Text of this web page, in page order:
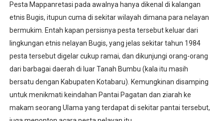
Pesta Mappanretasi pada awalnya hanya dikenal di kalangan
etnis Bugis, itupun cuma di sekitar wilayah dimana para nelayan
bermukim. Entah kapan persisnya pesta tersebut keluar dari
lingkungan etnis nelayan Bugis, yang jelas sekitar tahun 1984
pesta tersebut digelar cukup ramai, dan dikunjungi orang-orang
dari barbagai daerah di luar Tanah Bumbu (kala itu masih
bersatu dengan Kabupaten Kotabaru). Kemungkinan disamping
untuk menikmati keindahan Pantai Pagatan dan ziarah ke
makam seorang Ulama yang terdapat di sekitar pantai tersebut,